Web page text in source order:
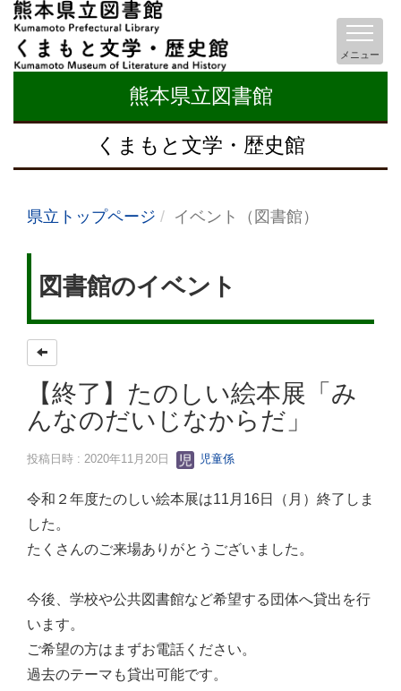
熊本県立図書館
くまもと文学・歴史館
メニュー
県立トップページ イベント（図書館）
図書館のイベント
【終了】たのしい絵本展「み
んなのだいじなからだ」
投稿日時 : 2020年11月20日 児童係
令和２年度たのしい絵本展は11月16日（月）終了しま
した。
たくさんのご来場ありがとうございました。
今後、学校や公共図書館など希望する団体へ貸出を行
います。
ご希望の方はまずお電話ください。
過去のテーマも貸出可能です。